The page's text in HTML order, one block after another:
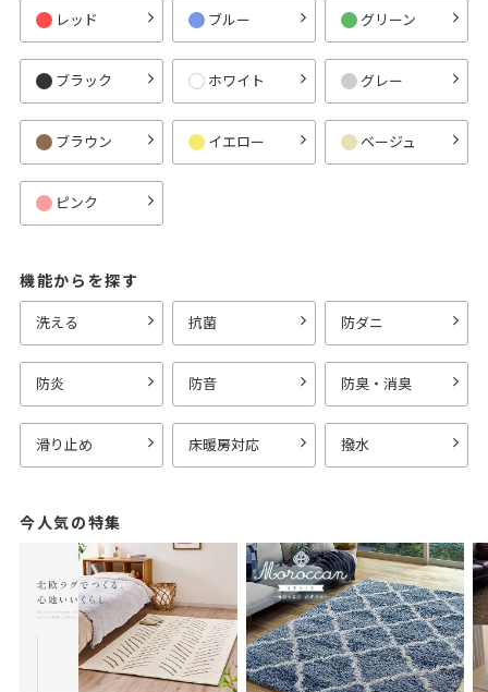
レッド ブルー グリーン
ブラック ホワイト グレー
ブラウン イエロー ベージュ
ピンク
機能からを探す
洗える 抗菌 防ダニ
防炎 防音 防臭・消臭
滑り止め 床暖房対応 撥水
今人気の特集